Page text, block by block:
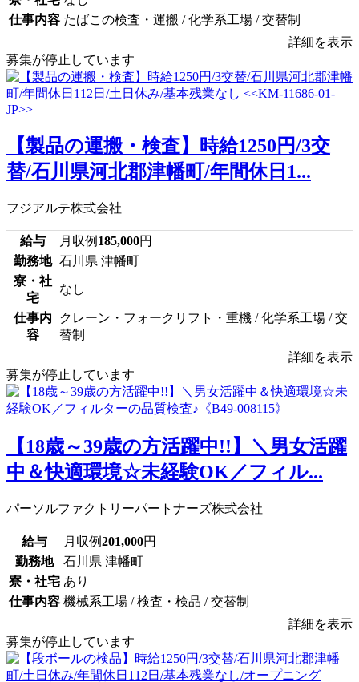
仕事内容 たばこの検査・運搬 / 化学系工場 / 交替制
詳細を表示
募集が停止しています
【製品の運搬・検査】時給1250円/3交
替/石川県河北郡津幡町/年間休日1...
フジアルテ株式会社
給与 月収例 185,000円
勤務地 石川県 津幡町
寮・社
宅
なし
仕事内
容
クレーン・フォークリフト・重機 / 化学系工場 / 交
替制
詳細を表示
募集が停止しています
【18歳～39歳の方活躍中!!】＼男女活躍
中＆快適環境☆未経験OK／フィル...
パーソルファクトリーパートナーズ株式会社
給与 月収例201,000円
勤務地
石川県 津幡町
寮・社宅 あり
仕事内容 機械系工場 / 検査・検品 / 交替制
詳細を表示
募集が停止しています